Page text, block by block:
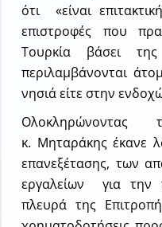
ότι «είναι
επιστροφές που
Τουρκία βάσει
περιλαμβάνονται
νησιά είτε στην
κ. Μηταράκης έκανε
επανεξέτασης, των
εργαλείων για την
πλευρά της